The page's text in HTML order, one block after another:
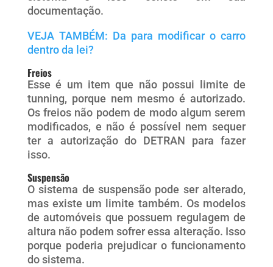
documentação.
VEJA TAMBÉM: Da para modificar o carro
dentro da lei?
Freios
Esse é um item que não possui limite de
tunning, porque nem mesmo é autorizado.
Os freios não podem de modo algum serem
modificados, e não é possível nem sequer
ter a autorização do DETRAN para fazer
isso.
Suspensão
O sistema de suspensão pode ser alterado,
mas existe um limite também. Os modelos
de automóveis que possuem regulagem de
altura não podem sofrer essa alteração. Isso
porque poderia prejudicar o funcionamento
do sistema.